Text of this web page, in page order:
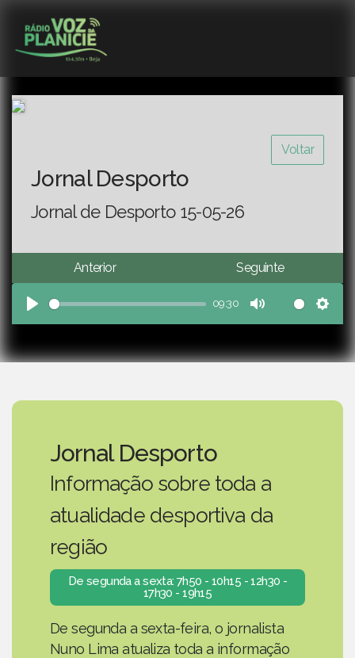
Voltar
Jornal Desporto
Jornal de Desporto 15-05-26
Anterior Seguinte
Play
09:30
Mute
Jornal Desporto
Informação sobre toda a
atualidade desportiva da
região
De segunda a sexta: 7h50 - 10h15 - 12h30 -
17h30 - 19h15
De segunda a sexta-feira, o jornalista
Nuno Lima atualiza toda a informação